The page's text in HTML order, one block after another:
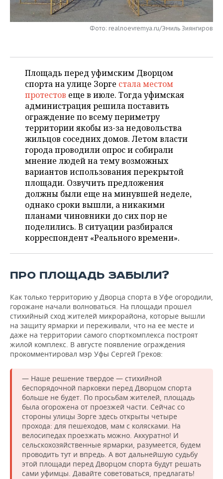
ЭНЕРГЕТИКА
УСЛУГИ
МЕДИА
ТЕЛЕКОММУНИКАЦИИ
ВЫЕЗДНАЯ РЕДАКЦИЯ
ОТКРЫТАЯ ЛЕКЦИЯ
НОВОСТИ СПОРТА
БАСКЕТБОЛ
ВОЛЕЙБОЛ
КИБЕРСПОРТ
ФИГУРНОЕ КАТАНИЕ
ВОДНЫЕ ВИДЫ СПОРТА
ХОККЕЙ С МЯЧОМ
ОБЩЕСТВО
НОВОСТИ ОБЩЕСТВА
ИНФРАСТРУКТУРА
ИСТОРИЯ
КУЛЬТУРА
МЕДИЦИНА
ОБРАЗОВАНИЕ
ПРОИСШЕСТВИЯ
СПРАВОЧНИК
СПИСОК ПЕРСОН
СПИСОК КОМПАНИЙ
ПОЛНАЯ ВЕРСИЯ
Фото: realnoevremya.ru/Эмиль Зиянгиров
Площадь перед уфимским Дворцом
спорта на улице Зорге стала местом
протестов еще в июле. Тогда уфимская
администрация решила поставить
ограждение по всему периметру
территории якобы из-за недовольства
жильцов соседних домов. Летом власти
города проводили опрос и собирали
мнение людей на тему возможных
вариантов использования перекрытой
площади. Озвучить предложения
должны были еще на минувшей неделе,
однако сроки вышли, а никакими
планами чиновники до сих пор не
поделились. В ситуации разбирался
корреспондент «Реального времени».
ПРО ПЛОЩАДЬ ЗАБЫЛИ?
Как только территорию у Дворца спорта в Уфе огородили,
горожане начали волноваться. На площади прошел
стихийный сход жителей микрорайона, которые вышли
на защиту ярмарки и переживали, что на ее месте и
даже на территории самого спорткомплекса построят
жилой комплекс. В августе появление ограждения
прокомментировал мэр Уфы Сергей Греков:
— Наше решение твердое — стихийной
беспорядочной парковки перед Дворцом спорта
больше не будет. По просьбам жителей, площадь
была огорожена от проезжей части. Сейчас со
стороны улицы Зорге здесь открыты четыре
прохода: для пешеходов, мам с колясками. На
велосипедах проезжать можно. Аккуратно! И
сельскохозяйственные ярмарки, разумеется, будем
проводить тут и впредь. А вот дальнейшую судьбу
этой площади перед Дворцом спорта будут решать
сами уфимцы. Давайте советоваться, предлагать!